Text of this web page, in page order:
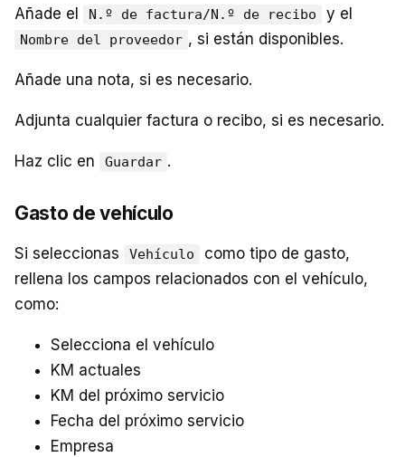
Añade el N.º de factura/N.º de recibo y el
Nombre del proveedor , si están disponibles.
Añade una nota, si es necesario.
Adjunta cualquier factura o recibo, si es necesario.
Haz clic en Guardar .
Gasto de vehículo
Si seleccionas Vehículo
como tipo de gasto,
rellena los campos relacionados con el vehículo,
como:
Selecciona el vehículo
KM actuales
KM del próximo servicio
Fecha del próximo servicio
Empresa